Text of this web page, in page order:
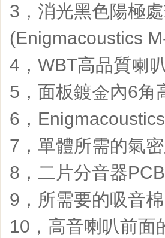
3，消光黑色陽極
(Enigmacoustics
4，WBT高品質喇
5，面板鍍金內6角
6，
7，單體所需的氣
8，二片分音器
9，所需要的吸音棉
10，高音喇叭前面